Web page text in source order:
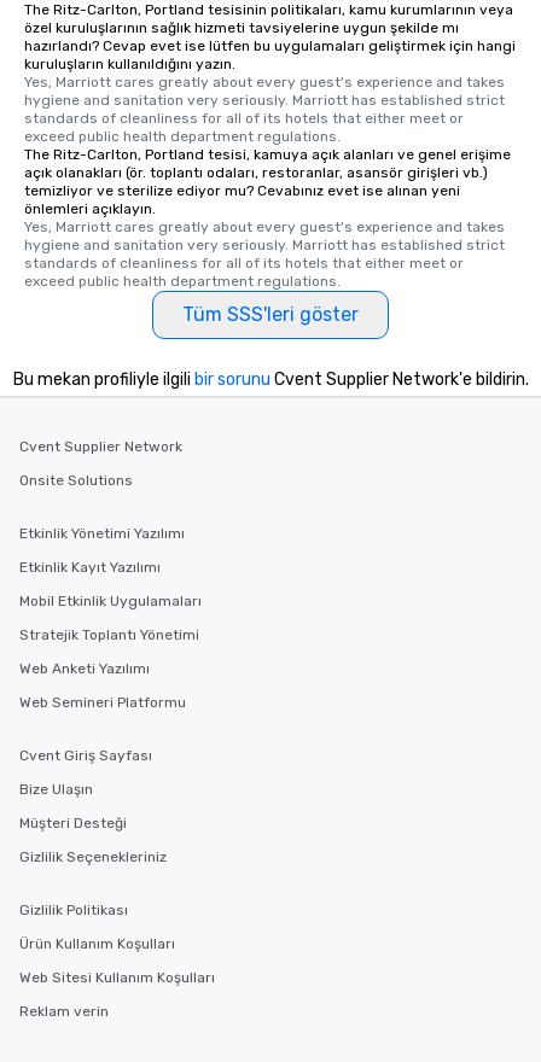
The Ritz-Carlton, Portland tesisinin politikaları, kamu kurumlarının veya
özel kuruluşlarının sağlık hizmeti tavsiyelerine uygun şekilde mı
hazırlandı? Cevap evet ise lütfen bu uygulamaları geliştirmek için hangi
kuruluşların kullanıldığını yazın.
Yes, Marriott cares greatly about every guest's experience and takes
hygiene and sanitation very seriously. Marriott has established strict
standards of cleanliness for all of its hotels that either meet or
exceed public health department regulations.
The Ritz-Carlton, Portland tesisi, kamuya açık alanları ve genel erişime
açık olanakları (ör. toplantı odaları, restoranlar, asansör girişleri vb.)
temizliyor ve sterilize ediyor mu? Cevabınız evet ise alınan yeni
önlemleri açıklayın.
Yes, Marriott cares greatly about every guest's experience and takes
hygiene and sanitation very seriously. Marriott has established strict
standards of cleanliness for all of its hotels that either meet or
exceed public health department regulations.
Tüm SSS'leri göster
Bu mekan profiliyle ilgili bir sorunu Cvent Supplier Network'e bildirin.
Cvent Supplier Network
Onsite Solutions
Etkinlik Yönetimi Yazılımı
Etkinlik Kayıt Yazılımı
Mobil Etkinlik Uygulamaları
Stratejik Toplantı Yönetimi
Web Anketi Yazılımı
Web Semineri Platformu
Cvent Giriş Sayfası
Bize Ulaşın
Müşteri Desteği
Gizlilik Seçenekleriniz
Gizlilik Politikası
Ürün Kullanım Koşulları
Web Sitesi Kullanım Koşulları
Reklam verin